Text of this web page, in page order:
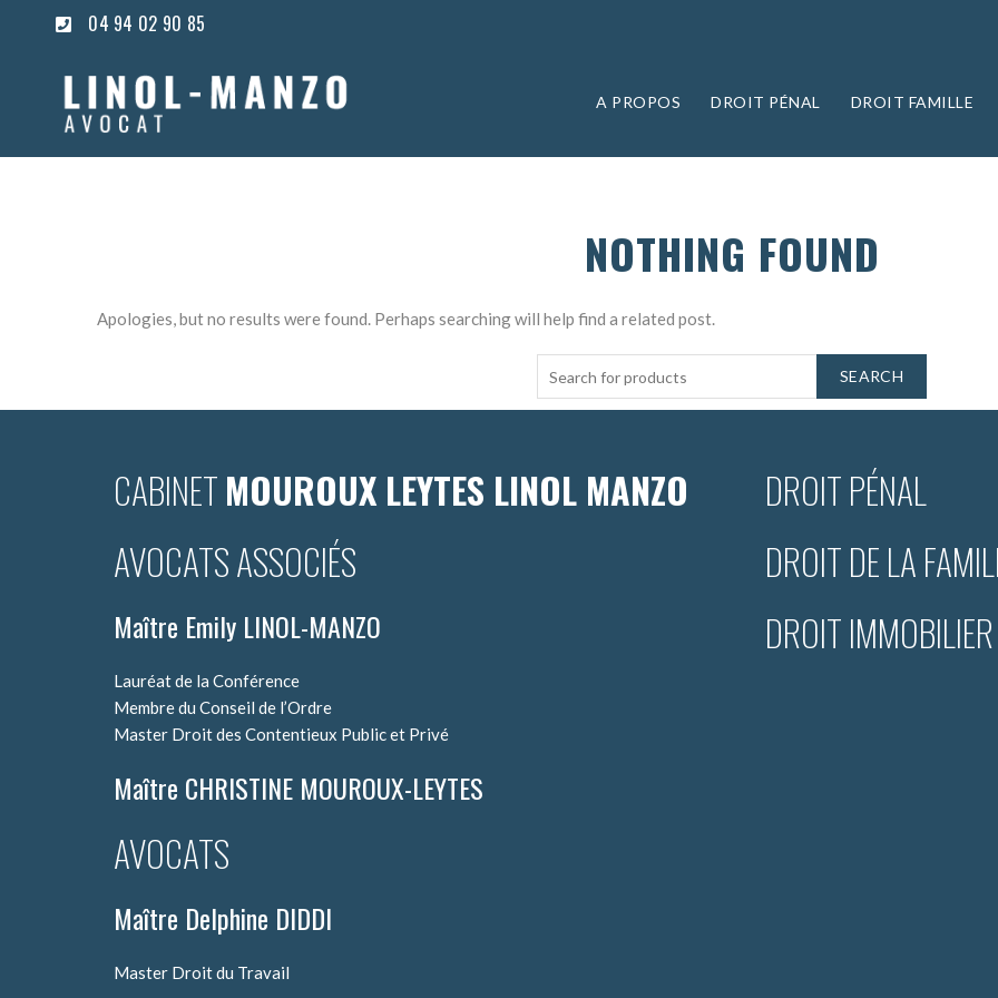
04 94 02 90 85
A PROPOS DROIT PÉNAL DROIT FAMILLE
NOTHING FOUND
Apologies, but no results were found. Perhaps searching will help find a related post.
SEARCH
CABINETMOUROUX LEYTES LINOL MANZO
AVOCATS ASSOCIÉS
Maître Emily LINOL-MANZO
Lauréat de la Conférence
Membre du Conseil de l’Ordre
Master Droit des Contentieux Public et Privé
Maître CHRISTINE MOUROUX-LEYTES
AVOCATS
Maître Delphine DIDDI
Master Droit du Travail
DROIT PÉNAL
DROIT DE LA
DROIT IMMOBILIER